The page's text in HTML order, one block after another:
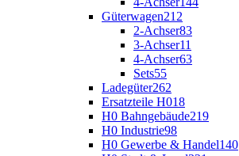
Güterwagen212
2-Achser83
3-Achser11
4-Achser63
Sets55
Ladegüter262
Ersatzteile H018
H0 Bahngebäude219
H0 Industrie98
H0 Gewerbe & Handel140